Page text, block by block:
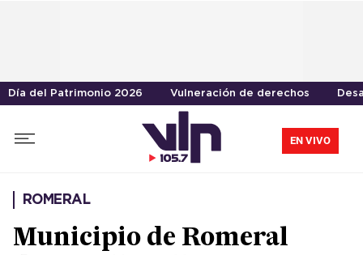
Día del Patrimonio 2026 Vulneración de derechos
EN VIVO
ROMERAL
Municipio de Romeral